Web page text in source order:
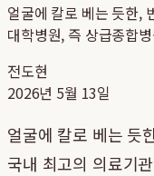
얼굴에 칼로 베는 듯한,
대학병원, 즉 상급종합
전도현
2026년 5월 13일
얼굴에 칼로 베는 듯
국내 최고의 의료기